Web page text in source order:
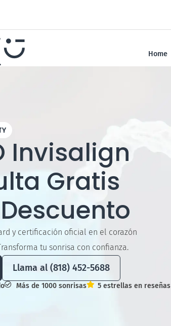
Home
Invisalign
Gratis
y certificación oficial en el corazón
tu sonrisa con confianza.
Llama al (818) 452-5688
Más de 1000 sonrisas 5 estrellas en reseñas